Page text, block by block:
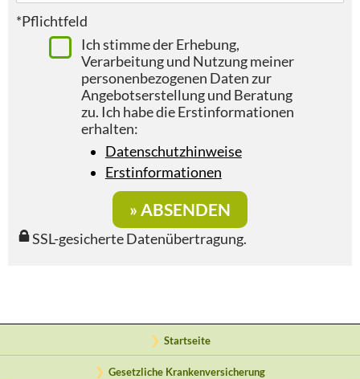
*Pflichtfeld
Ich stimme der Erhebung,
Verarbeitung und Nutzung meiner
personenbezogenen Daten zur
Angebotserstellung und Beratung
zu. Ich habe die Erstinformationen
erhalten:
Datenschutzhinweise
Erstinformationen
SSL-gesicherte Datenübertragung.
Startseite
Gesetzliche Krankenversicherung